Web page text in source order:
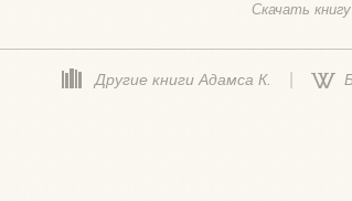
Скачать
Другие книги Адамса К.